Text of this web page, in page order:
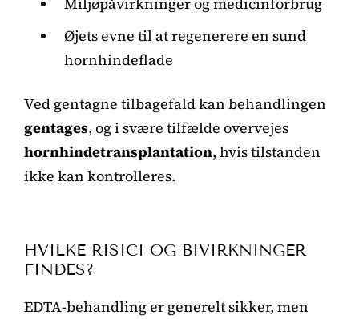
Øjets evne til at regenerere en sund
hornhindeflade
Ved gentagne tilbagefald kan behandlingen
gentages, og i svære tilfælde overvejes
hornhindetransplantation, hvis tilstanden
ikke kan kontrolleres.
HVILKE RISICI OG BIVIRKNINGER
FINDES?
EDTA-behandling er generelt sikker, men